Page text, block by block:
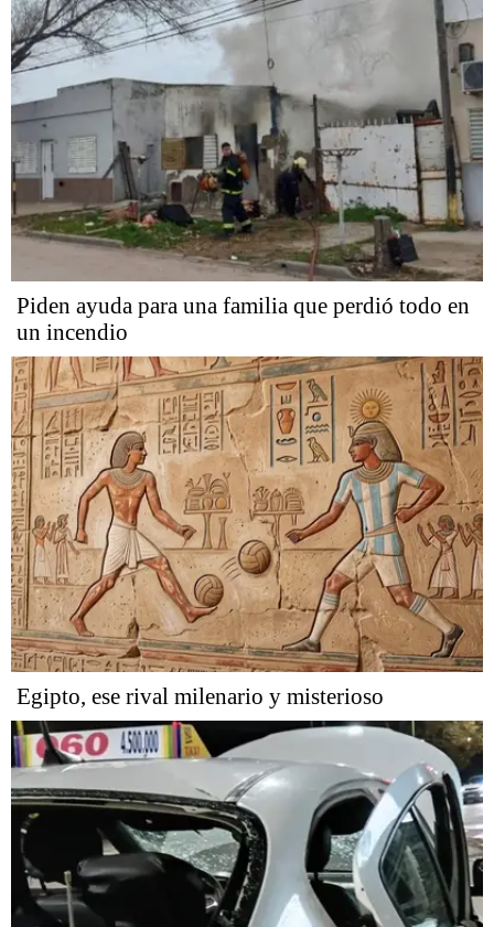
Piden ayuda para una familia que perdió todo en
un incendio
Egipto, ese rival milenario y misterioso